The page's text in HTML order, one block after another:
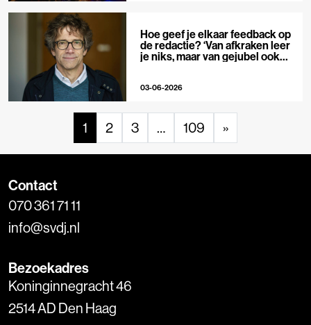
Hoe geef je elkaar feedback op
de redactie? ‘Van afkraken leer
je niks, maar van gejubel ook
03-06-2026
1 2 3 … 109 »
Contact
070 361 71 11
info@svdj.nl
Bezoekadres
Koninginnegracht 46
2514 AD Den Haag